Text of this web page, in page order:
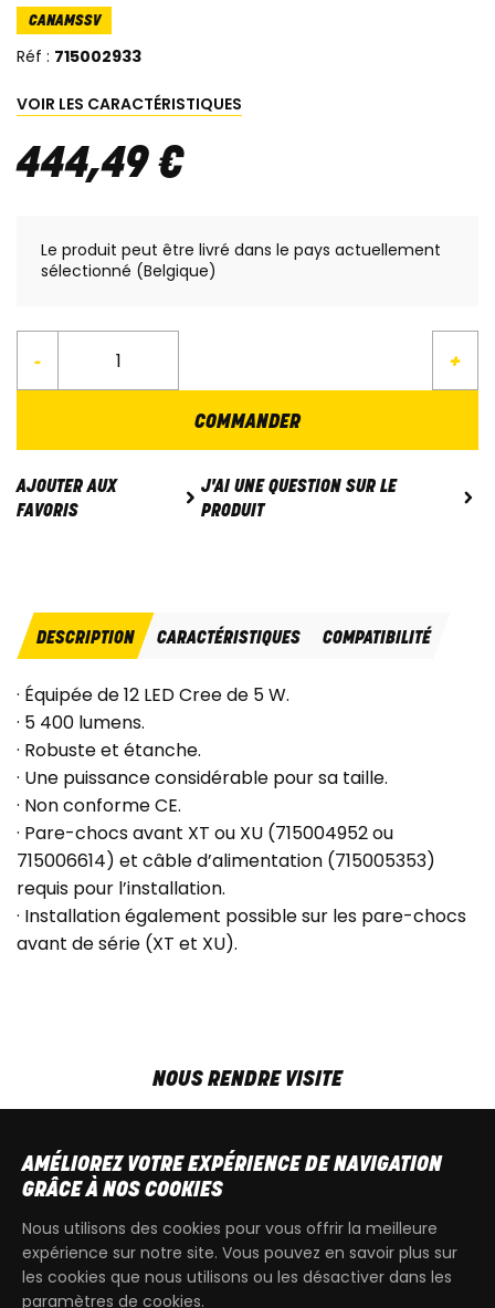
CANAMSSV
Réf : 715002933
VOIR LES CARACTÉRISTIQUES
444,49€
Le produit peut être livré dans le pays actuellement
sélectionné (Belgique)
- +
COMMANDER
AJOUTER AUX
FAVORIS
J'AI UNE QUESTION SUR LE
PRODUIT
DESCRIPTION CARACTÉRISTIQUES COMPATIBILITÉ
· Équipée de 12 LED Cree de 5 W.
· 5 400 lumens.
· Robuste et étanche.
· Une puissance considérable pour sa taille.
· Non conforme CE.
· Pare-chocs avant XT ou XU (715004952 ou
715006614) et câble d’alimentation (715005353)
requis pour l’installation.
· Installation également possible sur les pare-chocs
avant de série (XT et XU).
NOUS RENDRE VISITE
SAM9h00 - 13h30
T+32 64 700 970
AMÉLIOREZ VOTRE EXPÉRIENCE DE NAVIGATION
GRÂCE À NOS COOKIES
Nous utilisons des cookies pour vous offrir la meilleure
expérience sur notre site. Vous pouvez en savoir plus sur
les cookies que nous utilisons ou les désactiver dans les
paramètres de cookies.